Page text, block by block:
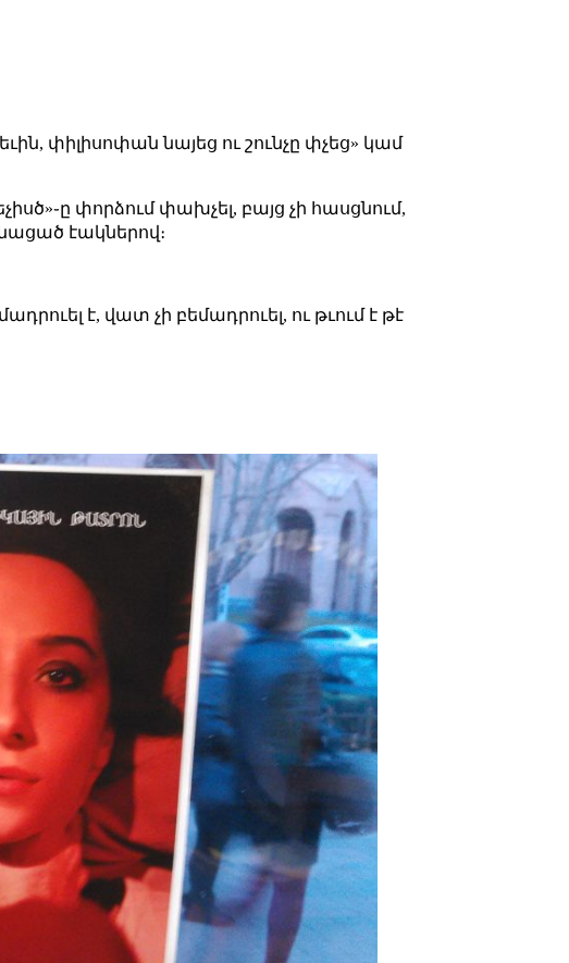
փիլիսոփան նայեց ու շունչը փչեց» կամ
փորձում փախչել, բայց չի հասցնում,
էակներով։
է, վատ չի բեմադրուել, ու թւում է թէ